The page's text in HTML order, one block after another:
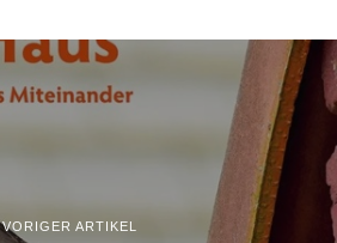
VORIGER ARTIKEL